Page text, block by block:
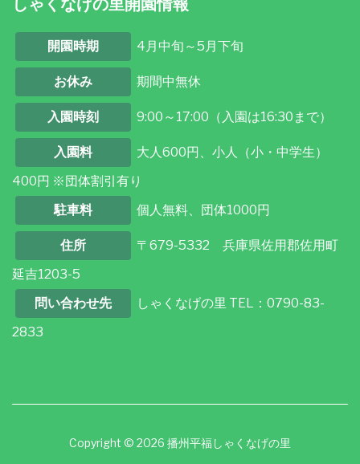
しゃくなげの里開園情報
開園時期 4月中旬～5月下旬
お休み 期間中無休
入園時刻 9:00～17:00（入園は16:30まで）
入園料
大人600円、小人（小・中学生）
400円 ※団体割引有り
駐車料
個人無料、団体1000円
住所
〒679-5332 兵庫県佐用郡佐用町
延吉1203-5
問い合わせ先
しゃくなげの里 TEL：0790-83-
2833
Copyright © 2026 播州平福しゃくなげの里